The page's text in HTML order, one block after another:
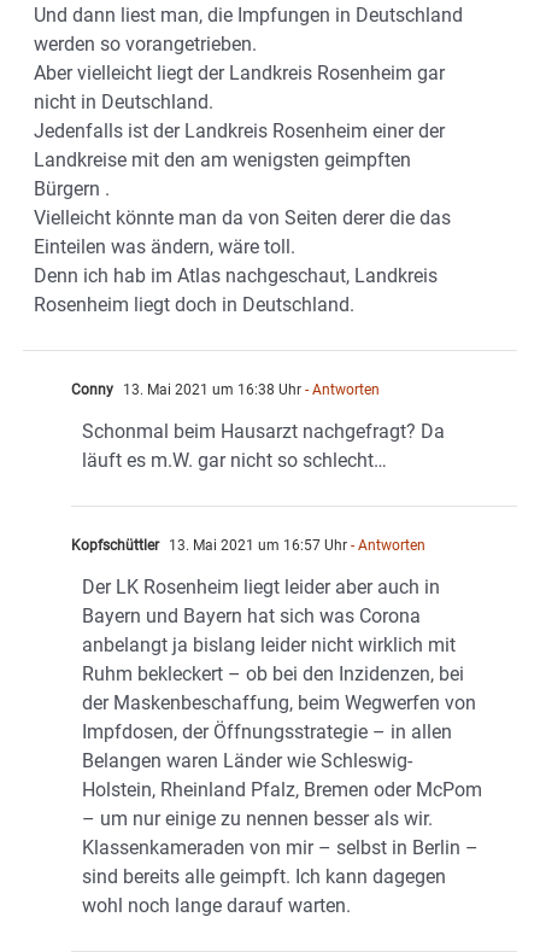
Und dann liest man, die Impfungen in Deutschland
werden so vorangetrieben.
Aber vielleicht liegt der Landkreis Rosenheim gar
nicht in Deutschland.
Jedenfalls ist der Landkreis Rosenheim einer der
Landkreise mit den am wenigsten geimpften
Bürgern .
Vielleicht könnte man da von Seiten derer die das
Einteilen was ändern, wäre toll.
Denn ich hab im Atlas nachgeschaut, Landkreis
Rosenheim liegt doch in Deutschland.
Conny 13. Mai 2021 um 16:38 Uhr - Antworten
Schonmal beim Hausarzt nachgefragt? Da
läuft es m.W. gar nicht so schlecht…
Kopfschüttler 13. Mai 2021 um 16:57 Uhr - Antworten
Der LK Rosenheim liegt leider aber auch in
Bayern und Bayern hat sich was Corona
anbelangt ja bislang leider nicht wirklich mit
Ruhm bekleckert – ob bei den Inzidenzen, bei
der Maskenbeschaffung, beim Wegwerfen von
Impfdosen, der Öffnungsstrategie – in allen
Belangen waren Länder wie Schleswig-
Holstein, Rheinland Pfalz, Bremen oder McPom
– um nur einige zu nennen besser als wir.
Klassenkameraden von mir – selbst in Berlin –
sind bereits alle geimpft. Ich kann dagegen
wohl noch lange darauf warten.